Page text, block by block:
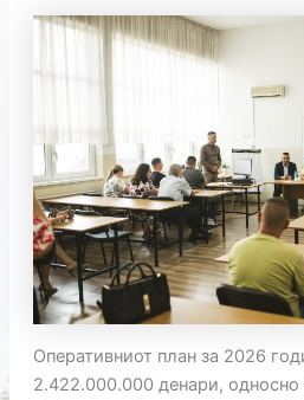
Оперативниот план за 2026
2.422.000.000 денари,